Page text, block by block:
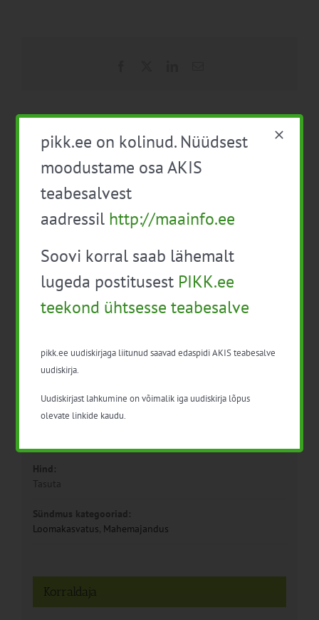
Taimekaitse koolitus
turustajale
Infopäev M 6.1 Noorte
põllumajandustootjate
Kuupäev:
19. sept. 2023
Hind:
Tasuta
Sündmus kategooriad:
Loomakasvatus, Mahemajandus
Korraldaja
pikk.ee on kolinud. Nüüdsest
moodustame osa AKIS
teabesalvest
aadressil http://maainfo.ee
Soovi korral saab lähemalt
lugeda postitusest PIKK.ee
teekond ühtsesse teabesalve
pikk.ee uudiskirjaga liitunud saavad edaspidi AKIS teabesalve
uudiskirja.
Uudiskirjast lahkumine on võimalik iga uudiskirja lõpus
olevate linkide kaudu.